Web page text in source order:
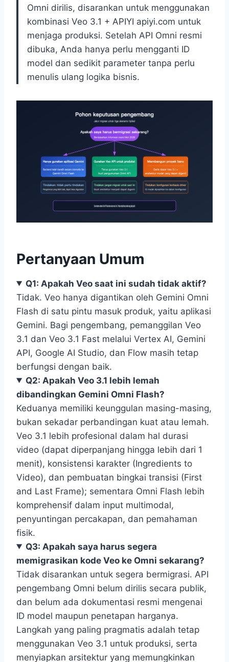
Omni dirilis, disarankan untuk menggunakan
kombinasi Veo 3.1 + APIYI apiyi.com untuk
menjaga produksi. Setelah API Omni resmi
dibuka, Anda hanya perlu mengganti ID
model dan sedikit parameter tanpa perlu
menulis ulang logika bisnis.
Pertanyaan Umum
Q1: Apakah Veo saat ini sudah tidak aktif?
Tidak. Veo hanya digantikan oleh Gemini Omni
Flash di satu pintu masuk produk, yaitu aplikasi
Gemini. Bagi pengembang, pemanggilan Veo
3.1 dan Veo 3.1 Fast melalui Vertex AI, Gemini
API, Google AI Studio, dan Flow masih tetap
berfungsi dengan baik.
Q2: Apakah Veo 3.1 lebih lemah
dibandingkan Gemini Omni Flash?
Keduanya memiliki keunggulan masing-masing,
bukan sekadar perbandingan kuat atau lemah.
Veo 3.1 lebih profesional dalam hal durasi
video (dapat diperpanjang hingga lebih dari 1
menit), konsistensi karakter (Ingredients to
Video), dan pembuatan bingkai transisi (First
and Last Frame); sementara Omni Flash lebih
komprehensif dalam input multimodal,
penyuntingan percakapan, dan pemahaman
fisik.
Q3: Apakah saya harus segera
memigrasikan kode Veo ke Omni sekarang?
Tidak disarankan untuk segera bermigrasi. API
pengembang Omni belum dirilis secara publik,
dan belum ada dokumentasi resmi mengenai
ID model maupun penetapan harganya.
Langkah yang paling pragmatis adalah tetap
menggunakan Veo 3.1 untuk produksi, serta
menyiapkan arsitektur yang memungkinkan